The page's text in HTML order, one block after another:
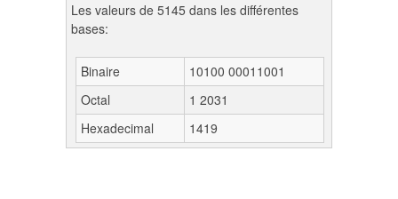
Les valeurs de 5145 dans les différentes
bases:
Binaire
10100 00011001
Octal
1 2031
Hexadecimal
1419